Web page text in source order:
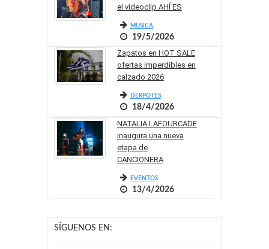
el videoclip AHÍ ES
MUSICA
19/5/2026
Zapatos en HOT SALE
ofertas imperdibles en
calzado 2026
DERPOTES
18/4/2026
NATALIA LAFOURCADE
inaugura una nueva
etapa de
CANCIONERA
EVENTOS
13/4/2026
SÍGUENOS EN: